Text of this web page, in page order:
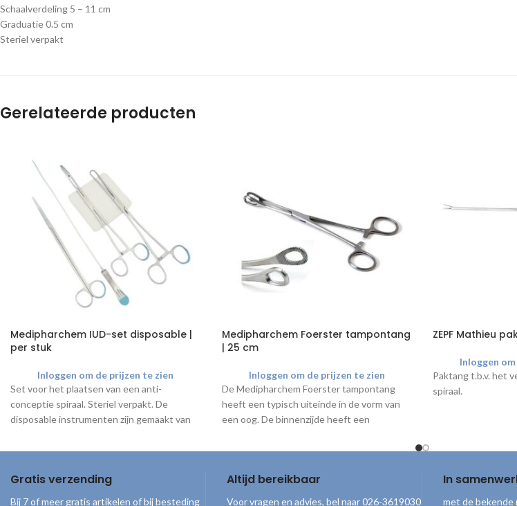
Schaalverdeling 5 – 11 cm
Graduatie 0.5 cm
Steriel verpakt
Gerelateerde producten
Medipharchem IUD-set disposable |
per stuk
Inloggen om de prijzen te zien
Set voor het plaatsen van een anti-
conceptie spiraal. Steriel verpakt. De
disposable instrumenten zijn gemaakt van
bedoeld voor eenmalig gebruik. Met blauwe
Medipharchem Foerster tampontang
| 25 cm
Inloggen om de prijzen te zien
De Medipharchem Foerster tampontang
heeft een typisch uiteinde in de vorm van
een oog. De binnenzijde heeft een
kompressen stevig vast te kunnen houden.
onbeperkt te steriliseren*.
ZEPF Mathieu
Inloggen
Paktang t.b.v. het
spiraal.
Gratis verzending
Bij 7 of meer gratis artikelen of bij besteding
Altijd bereikbaar
Voor vragen en advies, bel naar 026-3619030
In
met de bekende